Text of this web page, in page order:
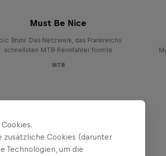
Must Be Nice
Bruni: Das Netzwerk, das Frankreichs
schnellsten MTB-Rennfahrer formte
MTB
Cookies (darunter
Technologien, um die